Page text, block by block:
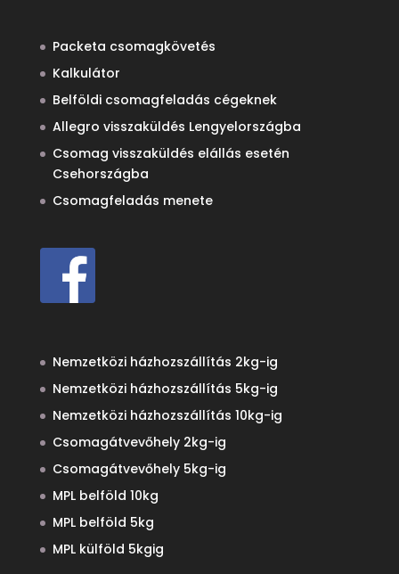
Packeta csomagkövetés
Kalkulátor
Belföldi csomagfeladás cégeknek
Allegro visszaküldés Lengyelországba
Csomag visszaküldés elállás esetén
Csehországba
Csomagfeladás menete
Nemzetközi házhozszállítás 2kg-ig
Nemzetközi házhozszállítás 5kg-ig
Nemzetközi házhozszállítás 10kg-ig
Csomagátvevőhely 2kg-ig
Csomagátvevőhely 5kg-ig
MPL belföld 10kg
MPL belföld 5kg
MPL külföld 5kgig